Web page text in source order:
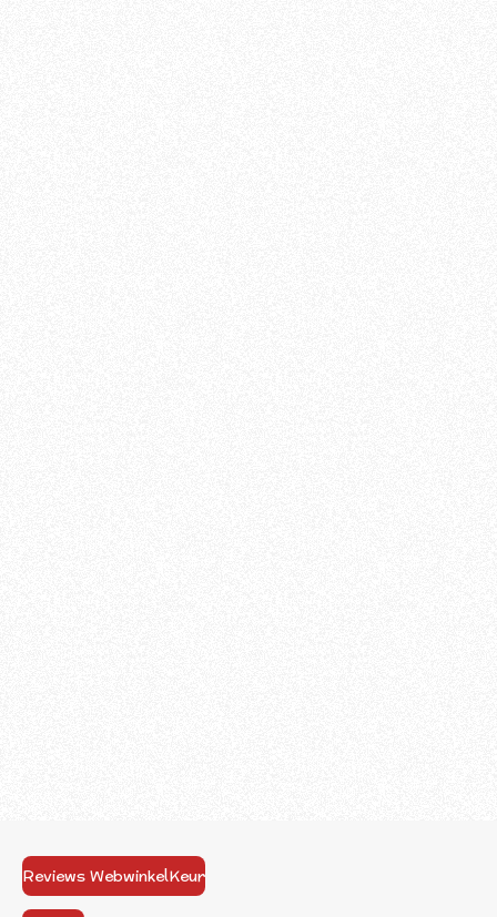
Reviews WebwinkelKeur